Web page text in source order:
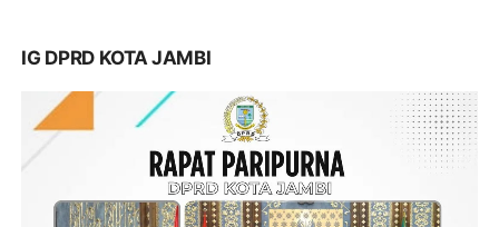
IG DPRD KOTA JAMBI